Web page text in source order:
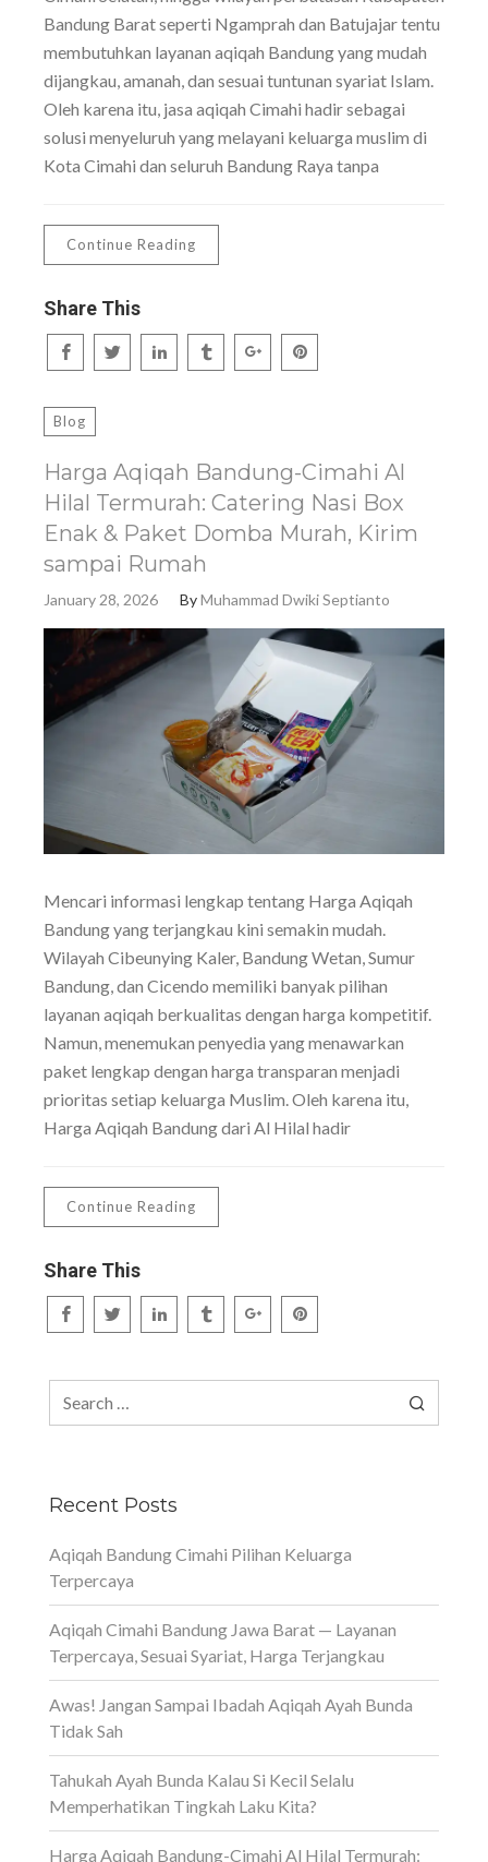
Bandung Barat seperti Ngamprah dan Batujajar tentu
membutuhkan layanan aqiqah Bandung yang mudah
dijangkau, amanah, dan sesuai tuntunan syariat Islam.
Oleh karena itu, jasa aqiqah Cimahi hadir sebagai
solusi menyeluruh yang melayani keluarga muslim di
Kota Cimahi dan seluruh Bandung Raya tanpa
Continue Reading
Share This
Blog
Harga Aqiqah Bandung-Cimahi Al
Hilal Termurah: Catering Nasi Box
Enak & Paket Domba Murah, Kirim
sampai Rumah
January 28, 2026 ByMuhammad Dwiki Septianto
Mencari informasi lengkap tentang Harga Aqiqah
Bandung yang terjangkau kini semakin mudah.
Wilayah Cibeunying Kaler, Bandung Wetan, Sumur
Bandung, dan Cicendo memiliki banyak pilihan
layanan aqiqah berkualitas dengan harga kompetitif.
Namun, menemukan penyedia yang menawarkan
paket lengkap dengan harga transparan menjadi
prioritas setiap keluarga Muslim. Oleh karena itu,
Harga Aqiqah Bandung dari Al Hilal hadir
Continue Reading
Share This
Recent Posts
Aqiqah Bandung Cimahi Pilihan Keluarga
Terpercaya
Aqiqah Cimahi Bandung Jawa Barat — Layanan
Terpercaya, Sesuai Syariat, Harga Terjangkau
Awas! Jangan Sampai Ibadah Aqiqah Ayah Bunda
Tidak Sah
Tahukah Ayah Bunda Kalau Si Kecil Selalu
Memperhatikan Tingkah Laku Kita?
Harga Aqiqah Bandung-Cimahi Al Hilal Termurah: